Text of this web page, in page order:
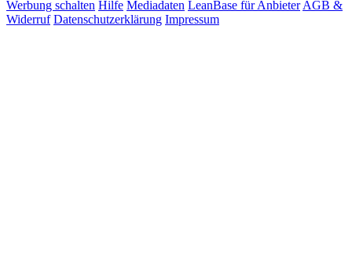
Werbung schalten Hilfe Mediadaten LeanBase für Anbieter AGB &
Widerruf Datenschutzerklärung Impressum